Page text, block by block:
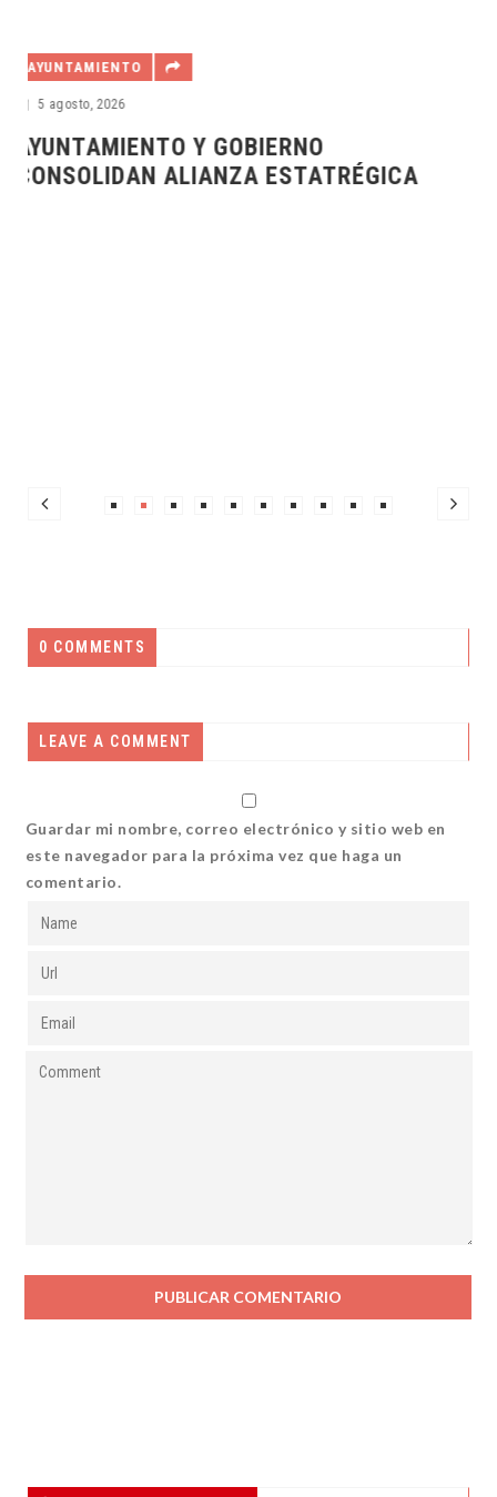
AYUNTAMIENTO
30 julio, 2026
VER MEJOR PARA INICIAR EL CURSO
ESCOLAR EN MEJORES CONDICIONES
0 COMMENTS
LEAVE A COMMENT
Guardar mi nombre, correo electrónico y sitio web en
este navegador para la próxima vez que haga un
comentario.